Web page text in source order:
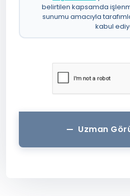
belirtilen kapsamda
sunumu amacıyla
kabul
Uzman